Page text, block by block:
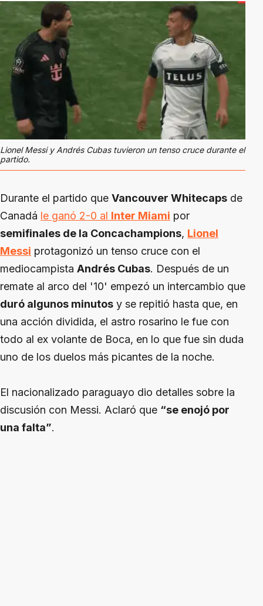
Lionel Messi y Andrés Cubas tuvieron un tenso cruce durante el
partido.
Durante el partido que Vancouver Whitecaps de
Canadá le ganó 2-0 al Inter Miami por
semifinales de la Concachampions, Lionel
Messi protagonizó un tenso cruce con el
mediocampista Andrés Cubas. Después de un
remate al arco del '10' empezó un intercambio que
duró algunos minutos y se repitió hasta que, en
una acción dividida, el astro rosarino le fue con
todo al ex volante de Boca, en lo que fue sin duda
uno de los duelos más picantes de la noche.
El nacionalizado paraguayo dio detalles sobre la
discusión con Messi. Aclaró que “se enojó por
una falta”.